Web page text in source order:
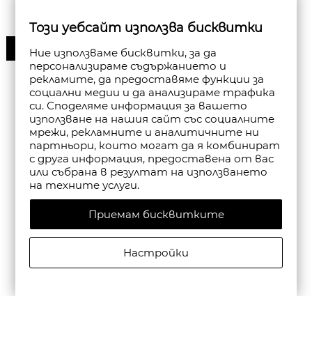
30%
Този уебсайт използва бисквитки
Ние използваме бисквитки, за да
персонализираме съдържанието и
рекламите, да предоставяме функции за
социални медии и да анализираме трафика
си. Споделяме информация за вашето
използване на нашия сайт със социалните
мрежи, рекламните и аналитичните ни
партньори, които могат да я комбинират
с друга информация, предоставена от вас
или събрана в резултат на използването
на техните услуги.
Приемам бисквитките
Настройки